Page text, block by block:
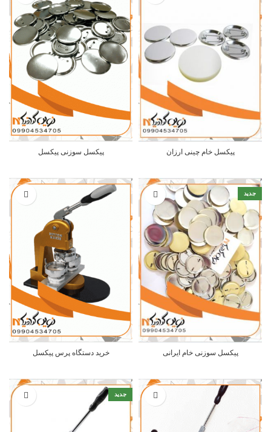
پیکسل خام چینی ارزان پیکسل سوزنی پیکسل
جدید
پیکسل سوزنی خام ایرانی خرید دستگاه پرس پیکسل
جدید